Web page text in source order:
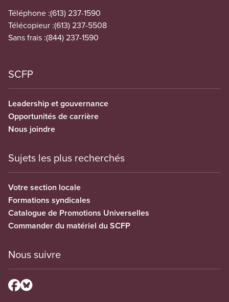
Téléphone :(613) 237-1590
Télécopieur :(613) 237-5508
Sans frais :(844) 237-1590
SCFP
Leadership et gouvernance
Opportunités de carrière
Nous joindre
Sujets les plus recherchés
Votre section locale
Formations syndicales
Catalogue de Promotions Universelles
Commander du matériel du SCFP
Nous suivre